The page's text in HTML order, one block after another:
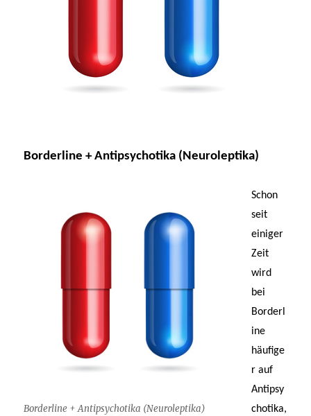
Borderline + Antipsychotika (Neuroleptika)
Borderline + Antipsychotika (Neuroleptika)
Schon
seit
einiger
Zeit
wird
bei
Borderl
ine
häufige
r auf
Antipsy
chotika,